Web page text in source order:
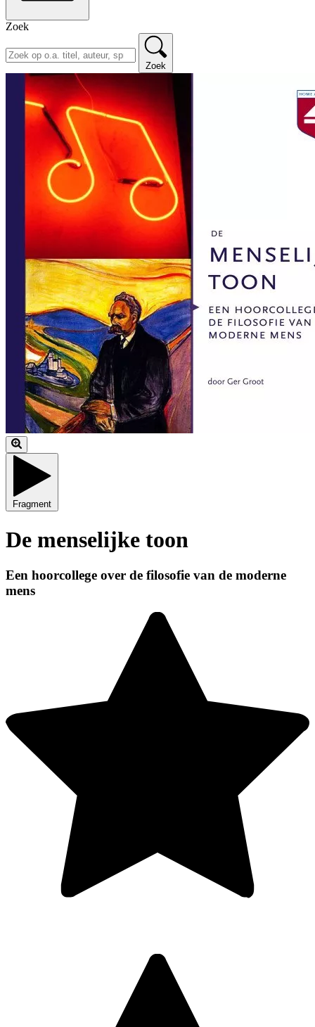
Zoek
Zoek
Fragment
De menselijke toon
Een hoorcollege over de filosofie van de moderne
mens